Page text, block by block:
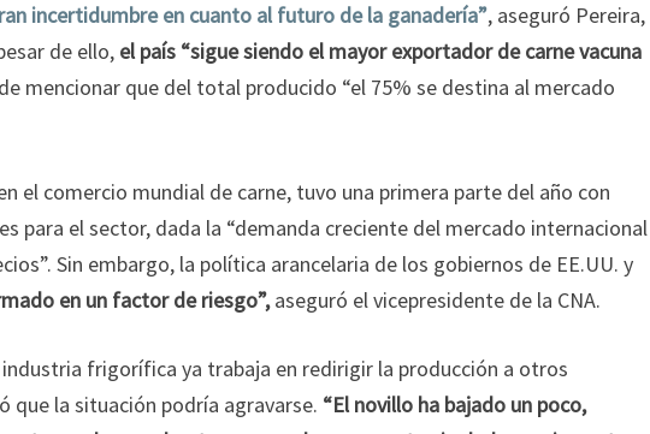
incertidumbre en cuanto al futuro de la ganadería”, aseguró Pereira,
de ello, el país “sigue siendo el mayor exportador de carne vacuna
mencionar que del total producido “el 75% se destina al mercado
el comercio mundial de carne, tuvo una primera parte del año con
para el sector, dada la “demanda creciente del mercado internacional
Sin embargo, la política arancelaria de los gobiernos de EE.UU. y
en un factor de riesgo”,aseguró el vicepresidente de la CNA.
industria frigorífica ya trabaja en redirigir la producción a otros
que la situación podría agravarse. “El novillo ha bajado un poco,